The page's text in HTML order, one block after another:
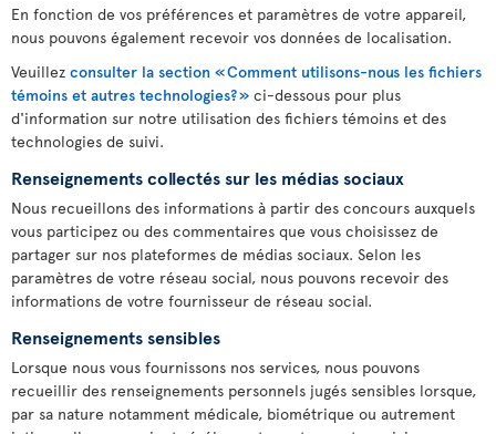
En fonction de vos préférences et paramètres de votre appareil,
nous pouvons également recevoir vos données de localisation.
Veuillez consulter la section « Comment utilisons-nous les fichiers
témoins et autres technologies? » ci-dessous pour plus
d'information sur notre utilisation des fichiers témoins et des
technologies de suivi.
Renseignements collectés sur les médias sociaux
Nous recueillons des informations à partir des concours auxquels
vous participez ou des commentaires que vous choisissez de
partager sur nos plateformes de médias sociaux. Selon les
paramètres de votre réseau social, nous pouvons recevoir des
informations de votre fournisseur de réseau social.
Renseignements sensibles
Lorsque nous vous fournissons nos services, nous pouvons
recueillir des renseignements personnels jugés sensibles lorsque,
par sa nature notamment médicale, biométrique ou autrement